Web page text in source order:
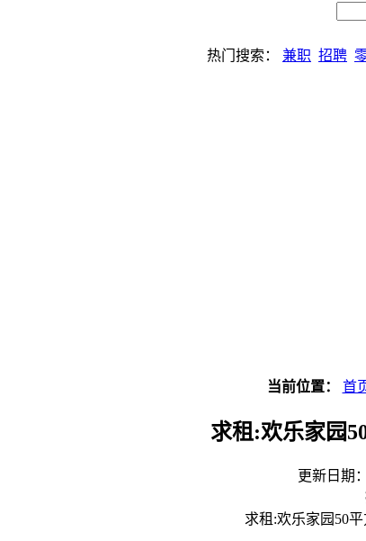
热门搜索： 兼职 招聘
当前位置： 首
求租:欢乐家园
更新日期
求租:欢乐家园50